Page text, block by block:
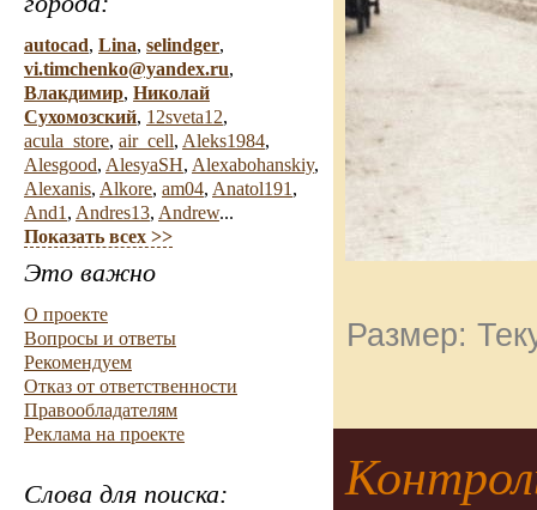
autocad, Lina, selindger,
vi.timchenko@yandex.ru,
Влакдимир, Николай
Сухомозский, 12sveta12,
acula_store, air_cell, Aleks1984,
Alesgood, AlesyaSH, Alexabohanskiy,
Alexanis, Alkore, am04, Anatol191 ,
And1 , Andres13, Andrew...
Показать всех >>
Это важно
О проекте
Вопросы и ответы
Рекомендуем
Отказ от ответственности
Правообладателям
Реклама на проекте
Слова для поиска:
Размер: